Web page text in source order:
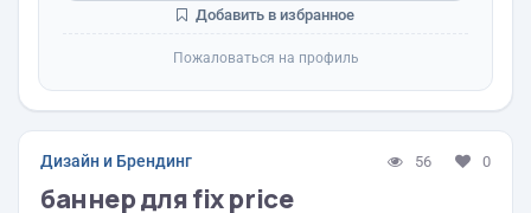
Добавить в избранное
Пожаловаться на профиль
Дизайн и Брендинг 56 0
баннер для fix price